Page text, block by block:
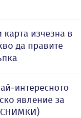
карта изчезна в
да правите
интересното
явление за